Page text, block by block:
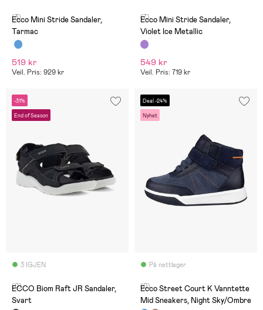
(3)
Ecco Mini Stride Sandaler,
Tarmac
519 kr
Veil. Pris: 929 kr
(7)
Ecco Mini Stride Sandaler,
Violet Ice Metallic
549 kr
Veil. Pris: 719 kr
-31%
End of Season
3 IGJEN
(0)
ECCO Biom Raft JR Sandaler,
Svart
Deal -24%
Nyhet
På nettlager
(0)
Ecco Street Court K Vanntette
Mid Sneakers, Night Sky/Ombre